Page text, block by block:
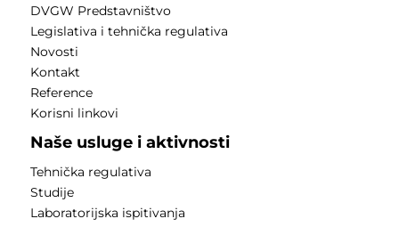
DVGW Predstavništvo
Legislativa i tehnička regulativa
Novosti
Kontakt
Reference
Korisni linkovi
Naše usluge i aktivnosti
Tehnička regulativa
Studije
Laboratorijska ispitivanja